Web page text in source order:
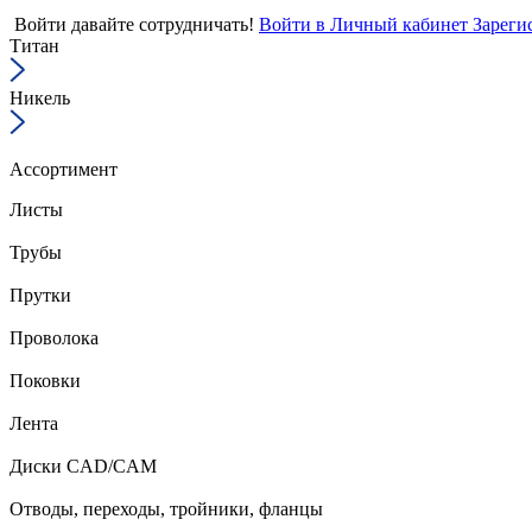
Войти давайте сотрудничать! Войти в Личный кабинет
Титан
Никель
Ассортимент
Листы
Трубы
Прутки
Проволока
Поковки
Лента
Диски CAD/CAM
Отводы, переходы, тройники, фланцы